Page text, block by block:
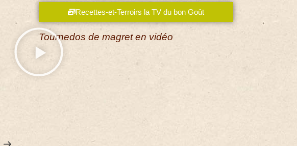
Recettes-et-Terroirs la TV du bon Goût
Tournedos de magret en vidéo